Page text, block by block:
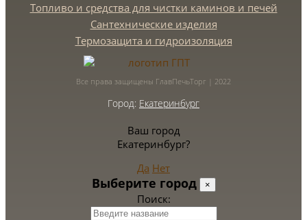
Топливо и средства для чистки каминов и печей
Сантехнические изделия
Термозащита и гидроизоляция
Все права защищены ГлавПечьТорг | 2022
Город: Екатеринбург
Ваш город
Екатеринбург?
Да Нет
Выберите город ×
Поиск: